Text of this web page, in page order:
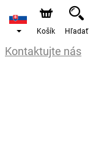
Košík Hľadať
Kontaktujte nás